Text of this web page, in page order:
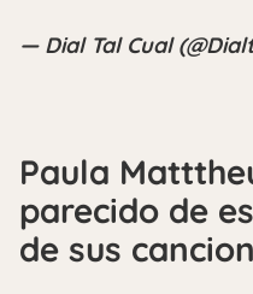
— Dial Tal Cual
Paula
parecido de
de sus